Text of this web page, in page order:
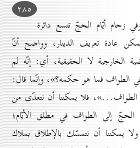
۲۸٥
زحام أيّام الحجّ تتسع دائرة
عادة تعريف الدينار، وواضح أنّ
الخارجية لا الحقيقية، أي: إنّه لم
الطواف فما هو حكمه؟»، وإنّما قال:
فلا يمكننا أن نتعدّى من
الحجّ إلی الطواف في مطلق الأيّام؛
يمكننا أن نتمسّك بالإطلاق بملاك